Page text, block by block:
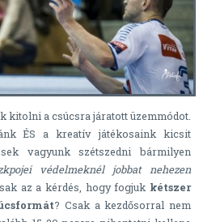
kitolni a csúcsra járatott üzemmódot.
ÉS a kreatív játékosaink kicsit
vagyunk szétszedni bármilyen
védelmeknél jobbat nehezen
az a kérdés, hogy fogjuk kétszer
? Csak a kezdősorral nem